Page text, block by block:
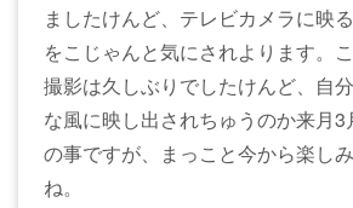
ましたけんど、テレビカメラに映
をこじゃんと気にされよります。
撮影は久しぶりでしたけんど、自
な風に映し出されちゅうのか来月3
の事ですが、まっこと今から楽し
ね。